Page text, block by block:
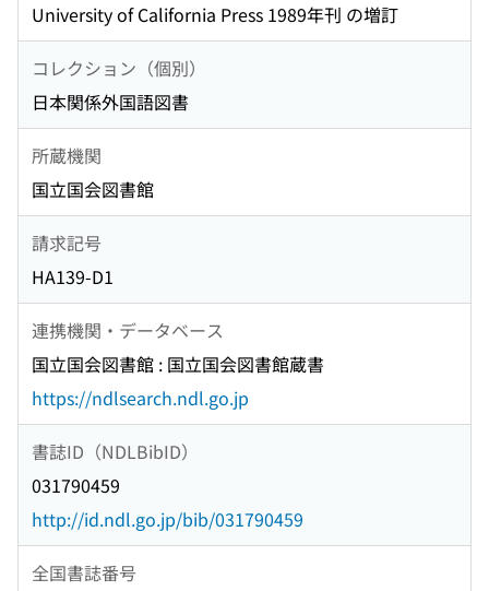
University of California Press 1989年刊 の増訂
コレクション（個別）
日本関係外国語図書
所蔵機関
国立国会図書館
請求記号
HA139-D1
連携機関・データベース
国立国会図書館 : 国立国会図書館蔵書
https://ndlsearch.ndl.go.jp
書誌ID（NDLBibID）
031790459
http://id.ndl.go.jp/bib/031790459
全国書誌番号